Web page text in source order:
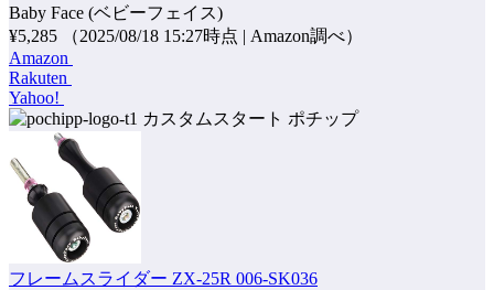
Baby Face (ベビーフェイス)
¥5,285
（2025/08/18 15:27時点 | Amazon調べ）
Amazon
Rakuten
Yahoo!
ポチップ
フレームスライダー ZX-25R 006-SK036